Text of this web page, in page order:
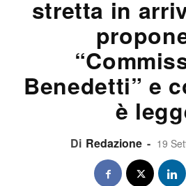
stretta in
Benedetti” e
è
Di Redazione - 19